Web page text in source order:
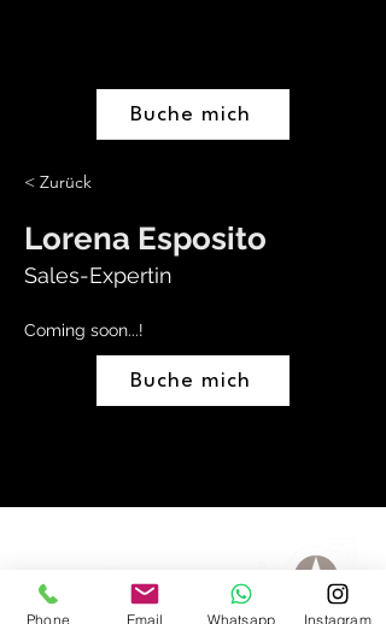
Buche mich
< Zurück
Lorena Esposito
Sales-Expertin
Coming soon...!
Buche mich
Phone Email Whatsapp Instagram